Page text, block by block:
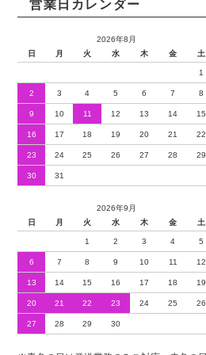
営業日カレンダー
2026年8月
日
月 火 水 木 金 土
1
2 3 4 5 6 7 8
9 10 11 12 13 14 15
16 17 18 19 20 21 22
23 24 25 26 27 28 29
30 31
2026年9月
日
月 火 水 木 金 土
1 2 3 4 5
6 7 8 9 10 11 12
13 14 15 16 17 18 19
20 21 22 23 24 25 26
27 28 29 30